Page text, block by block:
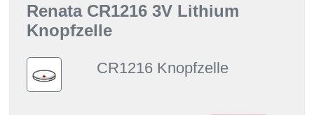
Renata CR1216 3V Lithium
Knopfzelle
CR1216 Knopfzelle